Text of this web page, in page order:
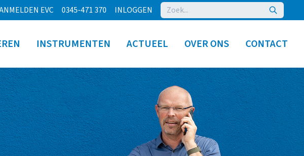
EVC 0345-471 370 INLOGGEN
INSTRUMENTEN ACTUEEL OVER ONS CONTACT